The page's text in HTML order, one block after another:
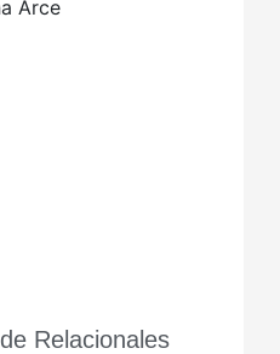
Relacionales